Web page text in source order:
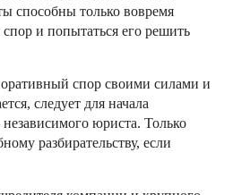
способны только вовремя
и попытаться его решить
спор своими силами и
следует для начала
юриста. Только
разбирательству, если